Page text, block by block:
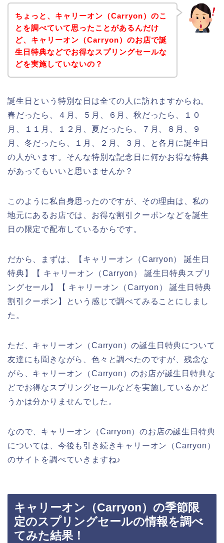
ちょっと、キャリーオン（Carryon）のこ
とを調べていて思ったことがあるんだけ
ど、キャリーオン（Carryon）のお店で誕
生日特典などでお得なスプリングセールな
どを実施していないの？
誕生日という特別な日は全ての人に訪れますからね。
春だったら、４月、５月、６月、秋だったら、１０
月、１１月、１２月、夏だったら、７月、８月、９
月、冬だったら、１月、２月、３月、と各月に誕生日
の人がいます。そんな特別な記念日に何かお得な特典
があってもいいと思いませんか？
このように私自身思ったのですが、その理由は、私の
地元にあるお店では、お得な割引クーポンなどを誕生
日の限定で配布しているからです。
だから、まずは、【キャリーオン（Carryon） 誕生日
特典】【 キャリーオン（Carryon） 誕生日特典スプリ
ングセール】【 キャリーオン（Carryon） 誕生日特典
割引クーポン】という感じで調べてみることにしまし
た。
ただ、キャリーオン（Carryon）の誕生日特典について
友達にも聞きながら、色々と調べたのですが、残念な
がら、キャリーオン（Carryon）のお店が誕生日特典な
どでお得なスプリングセールなどを実施しているかど
うかは分かりませんでした。
なので、キャリーオン（Carryon）のお店の誕生日特典
については、今後も引き続きキャリーオン（Carryon）
のサイトを調べていきますね♪
キャリーオン（Carryon）の季節限
定のスプリングセールの情報を調べ
てみた結果！